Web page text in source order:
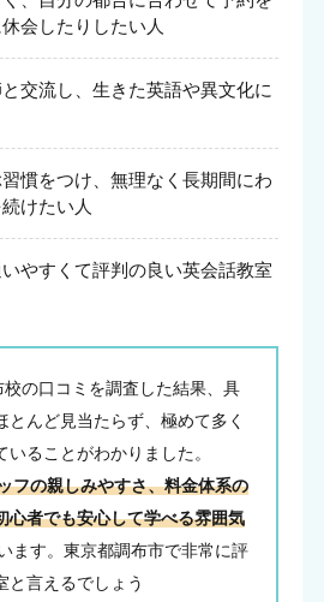
会したりしたい人
交流し、生きた英語や異文化に
慣をつけ、無理なく長期間にわ
けたい人
やすくて評判の良い英会話教室
の口コミを調査した結果、具
とんど見当たらず、極めて多く
ることがわかりました。
フの親しみやすさ、料金体系の
心者でも安心して学べる雰囲気
ます。東京都調布市で非常に評
と言えるでしょう